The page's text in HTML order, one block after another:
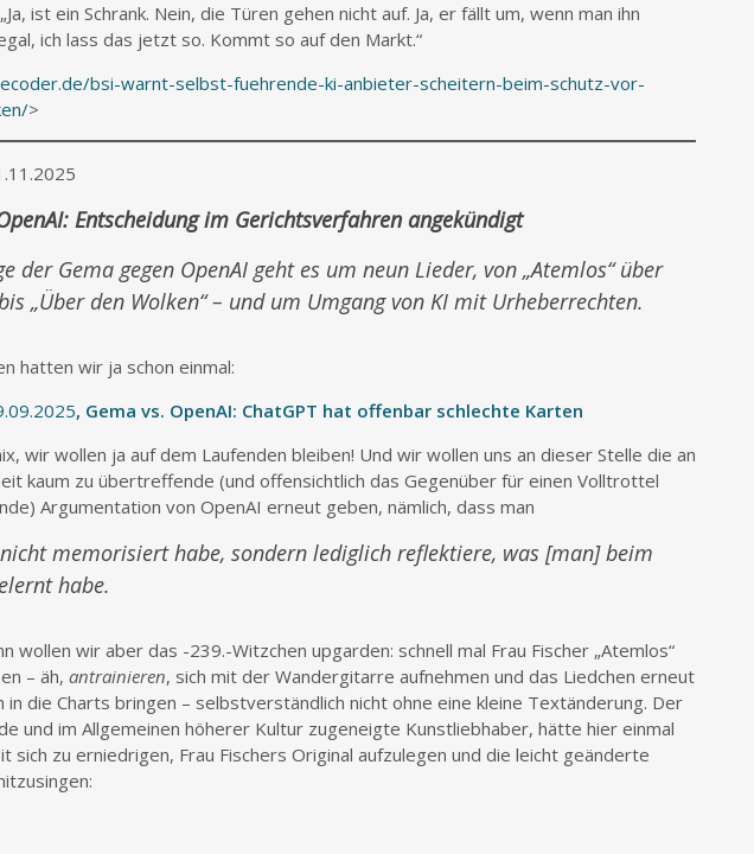
ist ein Schrank. Nein, die Türen gehen nicht auf. Ja, er fällt um, wenn man ihn
ich lass das jetzt so. Kommt so auf den Markt.“
bsi-warnt-selbst-fuehrende-ki-anbieter-scheitern-beim-schutz-vor-
>
Entscheidung im Gerichtsverfahren angekündigt
der Gema gegen OpenAI geht es um neun Lieder, von „Atemlos“ über
„Über den Wolken“ – und um Umgang von KI mit Urheberrechten.
hatten wir ja schon einmal:
, Gema vs. OpenAI: ChatGPT hat offenbar schlechte Karten
wir wollen ja auf dem Laufenden bleiben! Und wir wollen uns an dieser Stelle die an
kaum zu übertreffende (und offensichtlich das Gegenüber für einen Volltrottel
Argumentation von OpenAI erneut geben, nämlich, dass man
memorisiert habe, sondern lediglich reflektiere, was [man] beim
habe.
wollen wir aber das -239.-Witzchen upgarden: schnell mal Frau Fischer „Atemlos“
– äh, antrainieren, sich mit der Wandergitarre aufnehmen und das Liedchen erneut
in die Charts bringen – selbstverständlich nicht ohne eine kleine Textänderung. Der
und im Allgemeinen höherer Kultur zugeneigte Kunstliebhaber, hätte hier einmal
sich zu erniedrigen, Frau Fischers Original aufzulegen und die leicht geänderte